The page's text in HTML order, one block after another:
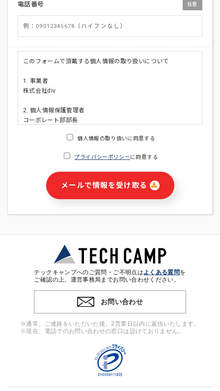
電話番号 任意
このフォームで頂戴する個人情報の取り扱いについて
1. 事業者
株式会社div
2. 個人情報保護管理者
コーポレート部部長
・ご請求された資料の送付のため
・本サービス及び本サービスに関連する情報(当社及び第三者の
サービス又は商品等の広告配信・宣伝を含みますが、それらに
・個人(法人の場合は担当者)を識別できない形式に加工した統
計情報の作成および利用
※上記の利用目的に基づいた本人への連絡及び配信について
4. 個人情報の第三者提供
ンをとるために、氏名等の一部の情報をサービス内で使用する
チャットツールで発信することにより、本サービスの他の利用
者等に提供することがあります。
当社は事業運営上、前項利用目的の範囲に限って個人情報を外
個人情報の取り扱いに同意する
プライバシーポリシーに同意する
メールで情報を受け取る
テックキャンプへのご質問・ご不明点はよくある質問を
ご確認の上、運営事務局までお問い合わせください。
お問い合わせ
※通常、ご連絡をいただいた後、2営業日以内に返信いたします。
※現在、電話でのお問い合わせの窓口は設けておりません。